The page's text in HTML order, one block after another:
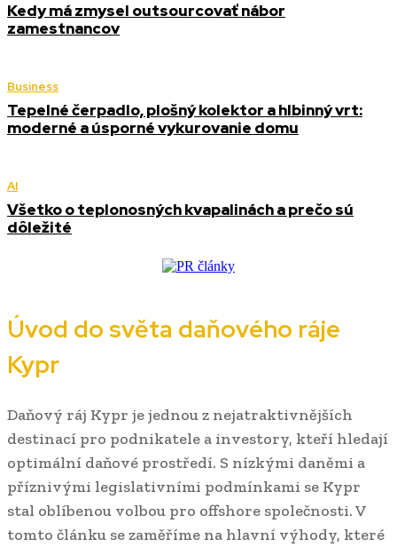
Kedy má zmysel outsourcovať nábor
zamestnancov
Business
Tepelné čerpadlo, plošný kolektor a hlbinný vrt:
moderné a úsporné vykurovanie domu
AI
Všetko o teplonosných kvapalinách a prečo sú
dôležité
Úvod do světa daňového ráje
Kypr
Daňový ráj Kypr je jednou z nejatraktivnějších
destinací pro podnikatele a investory, kteří hledají
optimální daňové prostředí. S nízkými daněmi a
příznivými legislativními podmínkami se Kypr
stal oblíbenou volbou pro offshore společnosti. V
tomto článku se zaměříme na hlavní výhody, které